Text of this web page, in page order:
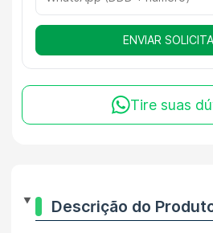
ENVIAR
Tire suas
Descrição do